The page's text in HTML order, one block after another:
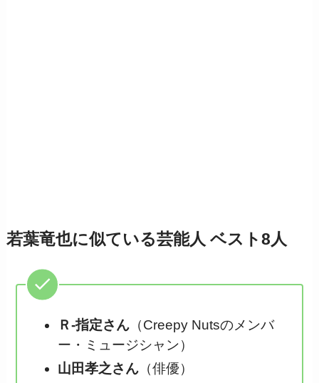
若葉竜也に似ている芸能人 ベスト8人
Ｒ-指定さん（Creepy Nutsのメンバ
ー・ミュージシャン）
山田孝之さん（俳優）